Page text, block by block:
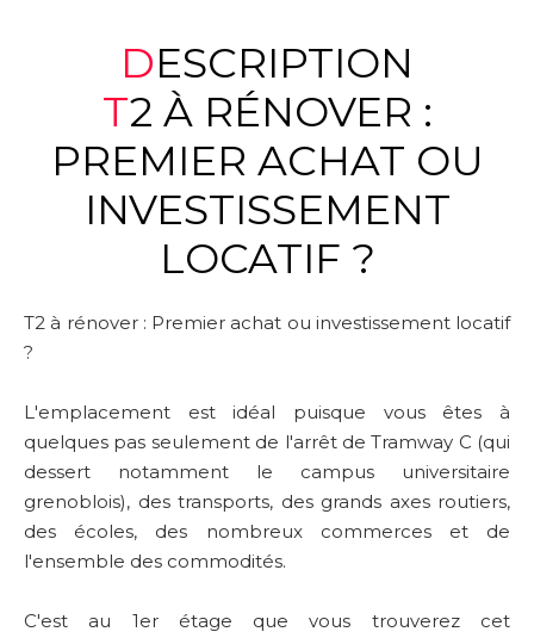
DESCRIPTION
T2 À RÉNOVER :
PREMIER ACHAT OU
INVESTISSEMENT
LOCATIF ?
T2 à rénover : Premier achat ou investissement locatif
?
L'emplacement est idéal puisque vous êtes à
quelques pas seulement de l'arrêt de Tramway C (qui
dessert notamment le campus universitaire
grenoblois), des transports, des grands axes routiers,
des écoles, des nombreux commerces et de
l'ensemble des commodités.
C'est au 1er étage que vous trouverez cet